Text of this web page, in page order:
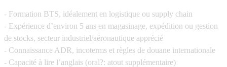
- Formation BTS, idéalement en logistique ou supply chain
- Expérience d’environ 5 ans en magasinage, expédition ou gestion
de stocks, secteur industriel/aéronautique apprécié
- Connaissance ADR, incoterms et règles de douane internationale
- Capacité à lire l’anglais (oral?: atout supplémentaire)